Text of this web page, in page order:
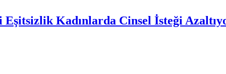
Kadınlarda Cinsel İsteği